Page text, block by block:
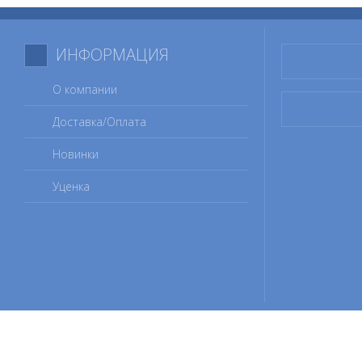
ИНФОРМАЦИЯ
О компании
Доставка/Оплата
Новинки
Уценка